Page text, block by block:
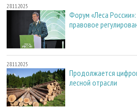
28.11.2025
Форум «Леса
правовое
28.11.2025
Продолжается
лесной отрасли